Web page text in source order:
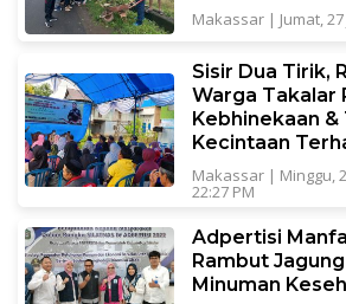
Makassar| Jumat,
Sisir Dua Tirik,
Warga Takalar
Kebhinekaan &
Kecintaan
Makassar| Minggu,
22:27 PM
Adpertisi
Rambut
Minuman